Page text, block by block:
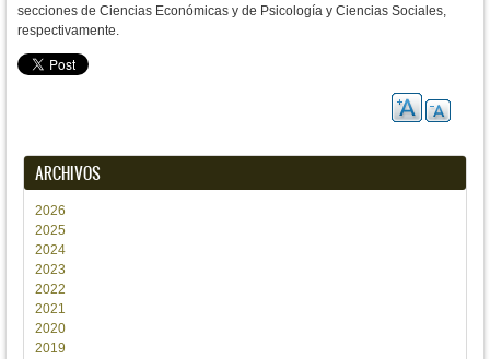
secciones de Ciencias Económicas y de Psicología y Ciencias Sociales,
respectivamente.
ARCHIVOS
2026
2025
2024
2023
2022
2021
2020
2019